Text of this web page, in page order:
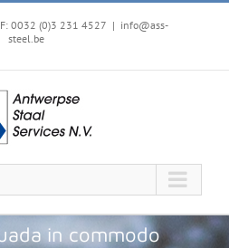
0032 (0)3 231 4527 | info@ass-
steel.be
in commodo